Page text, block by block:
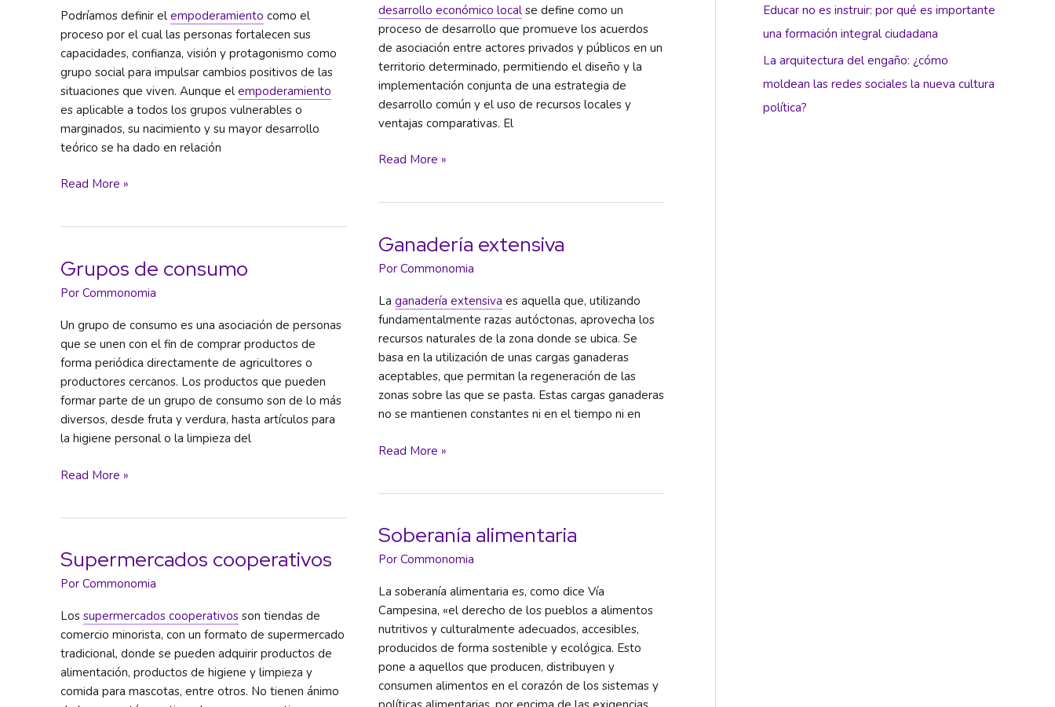
desarrollo económico localse define como un
proceso de desarrollo que promueve los acuerdos
de asociación entre actores privados y públicos en un
territorio determinado, permitiendo el diseño y la
implementación conjunta de una estrategia de
desarrollo común y el uso de recursos locales y
ventajas comparativas. El
Desarrollo
Read More »
Podríamos definir el empoderamiento como el
proceso por el cual las personas fortalecen sus
capacidades, confianza, visión y protagonismo como
grupo social para impulsar cambios positivos de las
situaciones que viven. Aunque el empoderamiento
es aplicable a todos los grupos vulnerables o
marginados, su nacimiento y su mayor desarrollo
teórico se ha dado en relación
Empoderamiento
Read More »
Ganadería extensiva
Por Commonomia
La ganadería extensiva es aquella que, utilizando
fundamentalmente razas autóctonas, aprovecha los
recursos naturales de la zona donde se ubica. Se
basa en la utilización de unas cargas ganaderas
aceptables, que permitan la regeneración de las
zonas sobre las que se pasta. Estas cargas ganaderas
no se mantienen constantes ni en el tiempo ni en
Ganadería
Read More »
Grupos de consumo
Por Commonomia
Un grupo de consumo es una asociación de personas
que se unen con el fin de comprar productos de
forma periódica directamente de agricultores o
productores cercanos. Los productos que pueden
formar parte de un grupo de consumo son de lo más
diversos, desde fruta y verdura, hasta artículos para
la higiene personal o la limpieza del
Grupos
Read More »
Soberanía alimentaria
Por Commonomia
La soberanía alimentaria es, como dice Vía
Campesina, «el derecho de los pueblos a alimentos
nutritivos y culturalmente adecuados, accesibles,
producidos de forma sostenible y ecológica. Esto
pone a aquellos que producen, distribuyen y
consumen alimentos en el corazón de los sistemas y
Supermercados cooperativos
Por Commonomia
Los supermercados cooperativos son tiendas de
comercio minorista, con un formato de supermercado
tradicional, donde se pueden adquirir productos de
alimentación, productos de higiene y limpieza y
comida para mascotas, entre otros. No tienen ánimo
Educar no es instruir: por qué es importante
una formación integral ciudadana
La arquitectura del engaño: ¿cómo
moldean las redes sociales la nueva cultura
política?